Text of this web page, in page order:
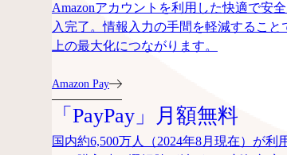
Amazonアカウントを利用した快適で安
入完了。情報入力の手間を軽減するこ
上の最大化につながります。
Amazon Pay
「PayPay」月額無料
国内約6,500万人（2024年8月現在）が